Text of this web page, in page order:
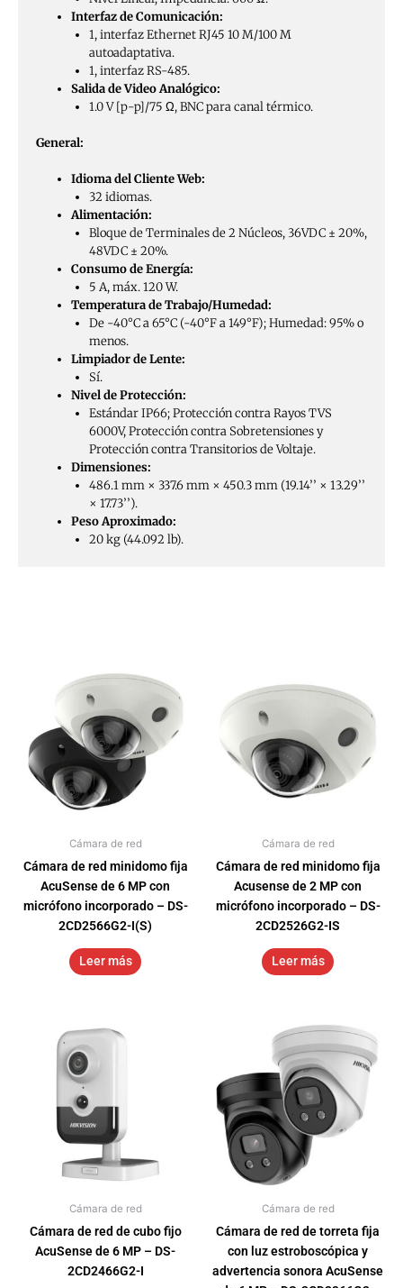
Cámara de red
Cámara de red minidomo fija
AcuSense de 6 MP con
micrófono incorporado – DS-
2CD2566G2-I(S)
Leer más
Cámara de red
Cámara de red minidomo fija
Acusense de 2 MP con
micrófono incorporado – DS-
2CD2526G2-IS
Leer más
Cámara de red
Cámara de red de cubo fijo
AcuSense de 6 MP – DS-
2CD2466G2-I
Cámara de red
Cámara de red de torreta fija
con luz estroboscópica y
advertencia sonora AcuSense
Interfaz de Comunicación:
1, interfaz Ethernet RJ45 10 M/100 M
autoadaptativa.
1, interfaz RS-485.
Salida de Video Analógico:
1.0 V [p-p]/75 Ω, BNC para canal térmico.
General:
Idioma del Cliente Web:
32 idiomas.
Alimentación:
Bloque de Terminales de 2 Núcleos, 36VDC ± 20%,
48VDC ± 20%.
Consumo de Energía:
5 A, máx. 120 W.
Temperatura de Trabajo/Humedad:
De -40°C a 65°C (-40°F a 149°F); Humedad: 95% o
menos.
Limpiador de Lente:
Sí.
Nivel de Protección:
Estándar IP66; Protección contra Rayos TVS
6000V, Protección contra Sobretensiones y
Protección contra Transitorios de Voltaje.
Dimensiones:
486.1 mm × 337.6 mm × 450.3 mm (19.14’’ × 13.29’’
× 17.73’’).
Peso Aproximado:
20 kg (44.092 lb).